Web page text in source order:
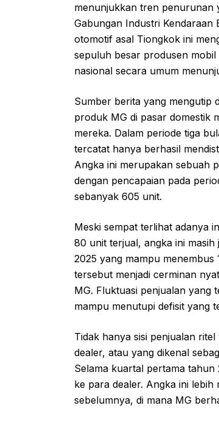
menunjukkan tren penurunan
Gabungan Industri
otomotif asal Tiongkok ini
sepuluh besar produsen mobil
nasional secara umum
Sumber berita yang mengutip
produk MG di pasar domestik
mereka. Dalam periode tiga
tercatat hanya berhasil
Angka ini merupakan sebuah
dengan pencapaian pada
sebanyak 605 unit.
Meski sempat terlihat adanya
80 unit terjual, angka ini
2025 yang mampu
tersebut menjadi cerminan
MG. Fluktuasi penjualan yang
mampu menutupi defisit yang
Tidak hanya sisi penjualan
dealer, atau yang dikenal
Selama kuartal pertama
ke para dealer. Angka ini
sebelumnya, di mana MG